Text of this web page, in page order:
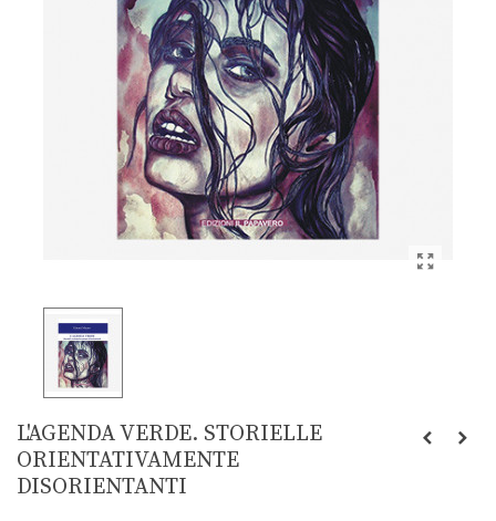
L'AGENDA VERDE. STORIELLE
ORIENTATIVAMENTE
DISORIENTANTI